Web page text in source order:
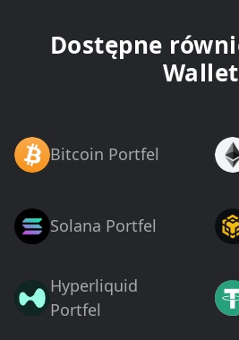
Dostępne
Wallet
Bitcoin Portfel
Solana Portfel
Hyperliquid
Portfel